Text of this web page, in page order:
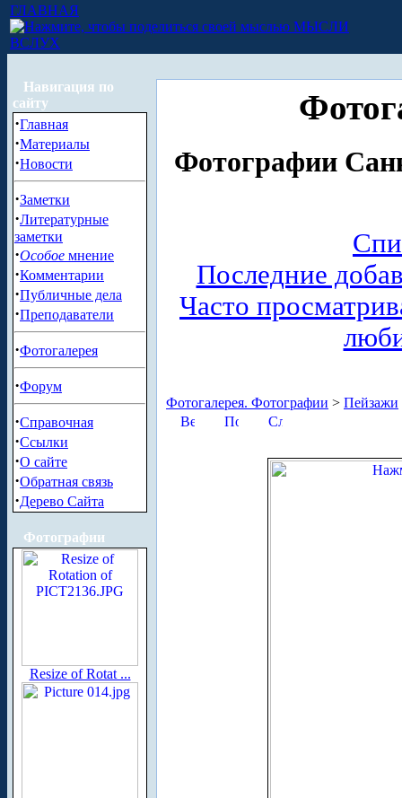
ГЛАВНАЯ
МЫСЛИ
ВСЛУХ
Навигация по
сайту
·Главная
·Материалы
·Новости
·Заметки
·Литературные
заметки
·Особое мнение
·Комментарии
·Публичные дела
·Преподаватели
·Фотогалерея
·Форум
·Справочная
·Ссылки
·О сайте
·Обратная связь
·Дерево Сайта
Фотографии
Resize of Rotat ...
Фотографии
Последние
Часто
Фотогалерея. Фотографии > Пейзажи